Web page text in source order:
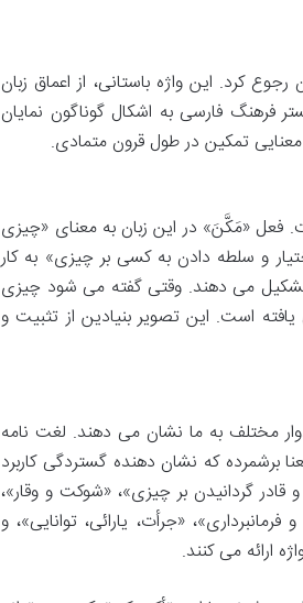
کرد. این واژه باستانی، از اعماق زبان
فرهنگ فارسی به اشکال گوناگون نمایان
تمکین در طول قرون متمادی.
«مَکَّنَ» در این زبان به معنای «چیزی
و سلطه دادن به کسی بر چیزی» به کار
تشکیل می دهند. وقتی گفته می شود چیزی
است. این تصویر بنیادین از تثبیت و
مختلف به ما نشان می دهند. لغت نامه
برشمرده که نشان دهنده گستردگی کاربرد
گردانیدن بر چیزی»، «شوکت و وقار»،
«جرأت، یارائی، توانایی»، و
ارائه می کنند.